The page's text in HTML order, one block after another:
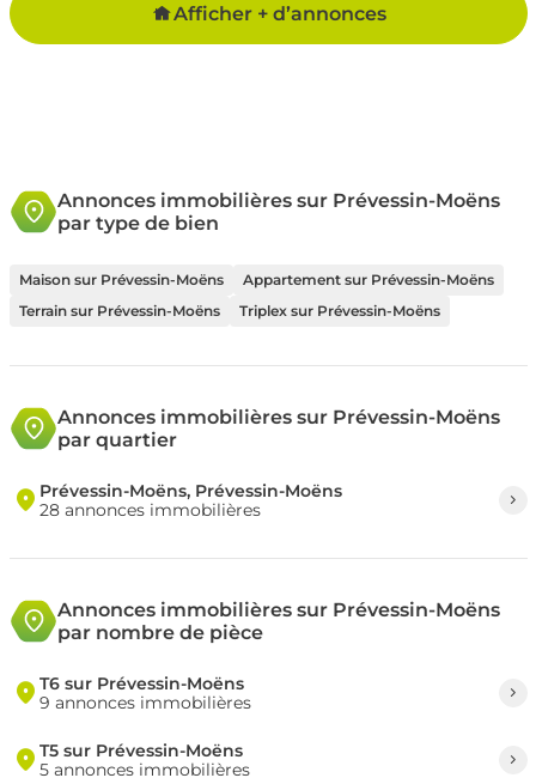
Afficher + d’annonces
Annonces immobilières sur Prévessin-Moëns
par type de bien
Maison sur Prévessin-Moëns
Appartement sur Prévessin-Moëns
Terrain sur Prévessin-Moëns
Triplex sur Prévessin-Moëns
Annonces immobilières sur Prévessin-Moëns
par quartier
Prévessin-Moëns, Prévessin-Moëns
28 annonces immobilières
Annonces immobilières sur Prévessin-Moëns
par nombre de pièce
T6 sur Prévessin-Moëns
9 annonces immobilières
T5 sur Prévessin-Moëns
5 annonces immobilières